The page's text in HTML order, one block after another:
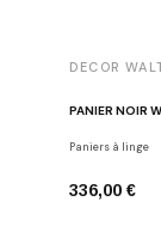
DECOR
PANIER NOIR
Paniers à linge
336,00 €